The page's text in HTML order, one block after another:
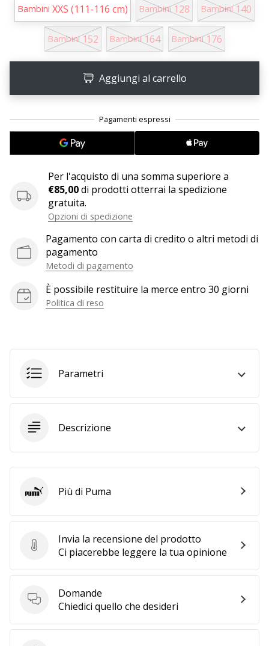
25. 11. 2024
•
Tempo di lettura: 1 min.
Diventa
ambassador
Anche
sei
fanatico
dell'handball
Unisciti
a
noi
Brand
Ambassador.
Mostra
tutti gli
articoli
Bambini XXS (111-116 cm) Bambini 128 Bambini 140
Bambini 152 Bambini 164 Bambini 176
Aggiungi al carrello
Per l'acquisto di una somma superiore a
€85,00di prodotti otterrai la spedizione
gratuita.
Opzioni di spedizione
Pagamento con carta di credito o altri metodi di
pagamento
Metodi di pagamento
È possibile restituire la merce entro 30 giorni
Politica di reso
Parametri
Descrizione
Invia la recensione del prodotto
Invia la recensione del prodotto
Ci piacerebbe leggere la tua opinione
Domande
Domande
Chiedici quello che desideri
PumaPiù di Puma